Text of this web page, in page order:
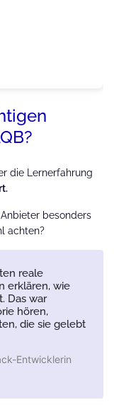
die Lernerfahrung
besonders
achten?
reale
erklären, wie
Das war
hören,
die sie gelebt
Entwicklerin